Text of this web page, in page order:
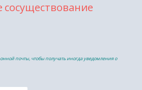
сосуществование
почты, чтобы получать иногда уведомления о